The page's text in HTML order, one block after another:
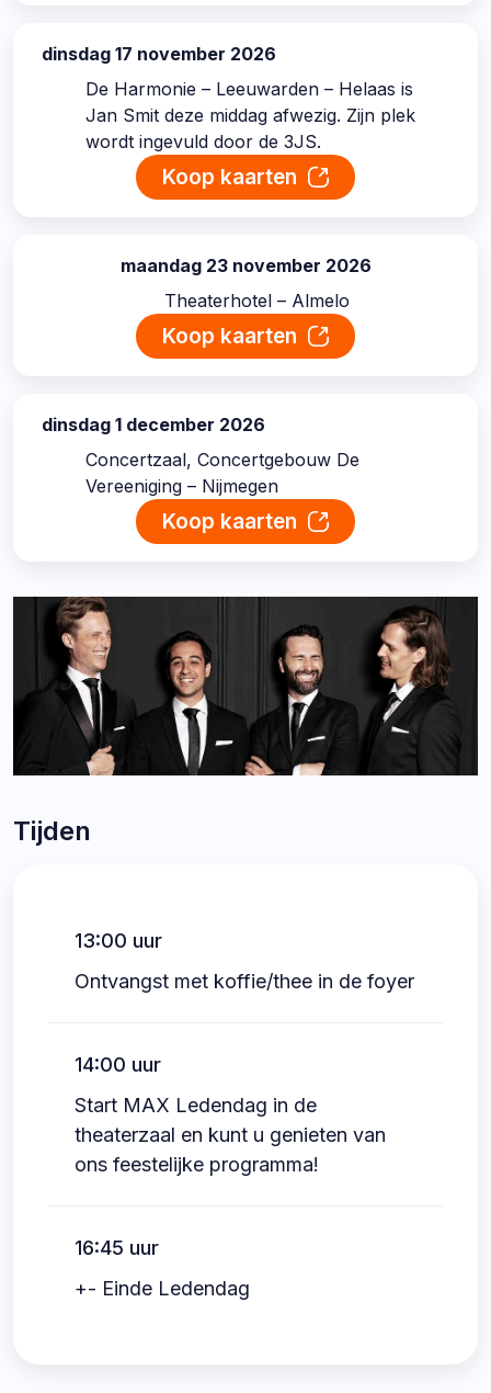
datum:
dinsdag 17 november 2026
De Harmonie – Leeuwarden – Helaas is
Jan Smit deze middag afwezig. Zijn plek
wordt ingevuld door de 3JS.
Koop kaarten
datum:
maandag 23 november 2026
Theaterhotel – Almelo
Koop kaarten
datum:
dinsdag 1 december 2026
Concertzaal, Concertgebouw De
Vereeniging – Nijmegen
Koop kaarten
Tijden
13:00 uur
Ontvangst met koffie/thee in de foyer
14:00 uur
Start MAX Ledendag in de
theaterzaal en kunt u genieten van
ons feestelijke programma!
16:45 uur
+- Einde Ledendag